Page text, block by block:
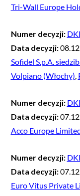
Tri-Wall Europe
Numer decyzji:
Data decyzji:
Sofidel S.p.A.
Volpiano (Włochy),
Numer decyzji:
Data decyzji:
Acco Europe
Numer decyzji:
Data decyzji:
Euro Vitus Private